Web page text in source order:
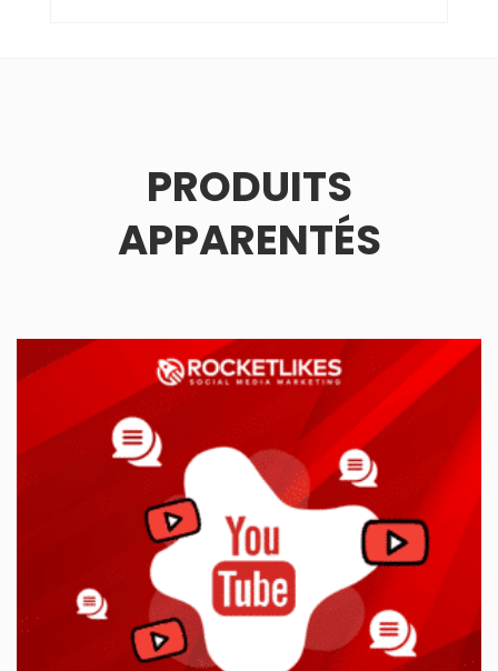
PRODUITS
APPARENTÉS